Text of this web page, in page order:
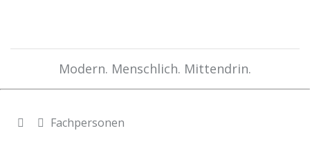
Modern. Menschlich. Mittendrin.
Fachpersonen